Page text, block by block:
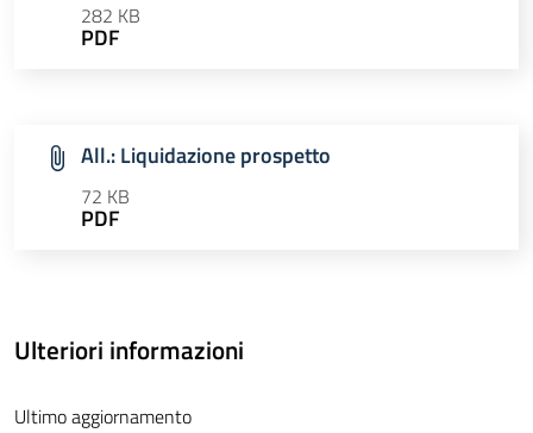
282 KB
PDF
All.: Liquidazione prospetto
72 KB
PDF
Ulteriori informazioni
Ultimo aggiornamento